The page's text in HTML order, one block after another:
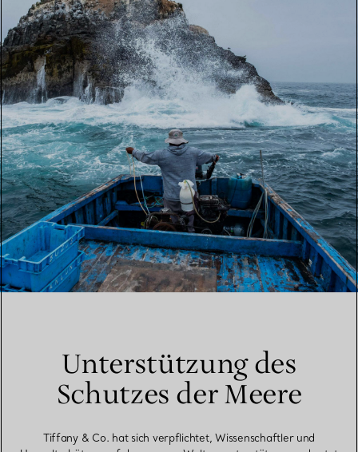
Unterstützung des
Schutzes der Meere
Tiffany & Co. hat sich verpflichtet, Wissenschaftler und